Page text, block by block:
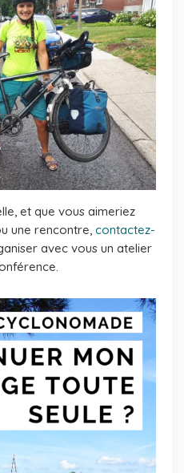
et que vous aimeriez
une rencontre, contactez-
avec vous un atelier